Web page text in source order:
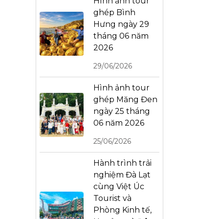
ghép Bình
Hưng ngày 29
tháng 06 năm
2026
29/06/2026
Hình ảnh tour
ghép Măng Đen
ngày 25 tháng
06 năm 2026
25/06/2026
Hành trình trải
nghiệm Đà Lạt
cùng Việt Úc
Tourist và
Phòng Kinh tế,